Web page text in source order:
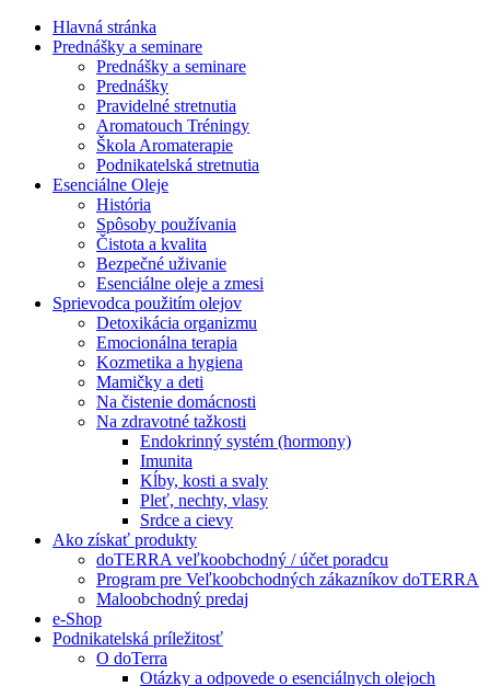
Hlavná stránka
Prednášky a seminare
Prednášky a seminare
Prednášky
Pravidelné stretnutia
Aromatouch Tréningy
Škola Aromaterapie
Podnikatelská stretnutia
Esenciálne Oleje
História
Spôsoby používania
Čistota a kvalita
Bezpečné uživanie
Esenciálne oleje a zmesi
Sprievodca použitím olejov
Detoxikácia organizmu
Emocionálna terapia
Kozmetika a hygiena
Mamičky a deti
Na čistenie domácnosti
Na zdravotné tažkosti
Endokrinný systém (hormony)
Imunita
Kĺby, kosti a svaly
Pleť, nechty, vlasy
Srdce a cievy
Ako získať produkty
doTERRA veľkoobchodný / účet poradcu
Program pre Veľkoobchodných zákazníkov doTERRA
Maloobchodný predaj
e-Shop
Podnikatelská príležitosť
O doTerra
Otázky a odpovede o esenciálnych olejoch